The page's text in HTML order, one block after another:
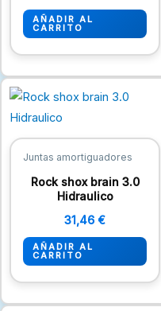
AÑADIR AL
CARRITO
Juntas amortiguadores
Rock shox brain 3.0
Hidraulico
31,46 €
AÑADIR AL
CARRITO